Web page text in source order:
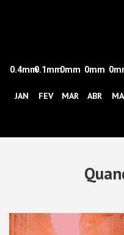
0.4mm
JAN
0.1mm
FEV
0mm
MAR
0mm
ABR